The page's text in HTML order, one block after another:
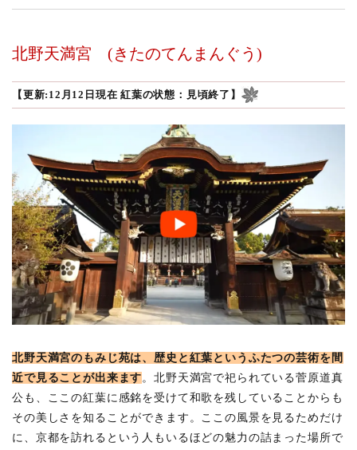
北野天満宮 (きたのてんまんぐう)
【更新:12月12日現在 紅葉の状態：見頃終了】
北野天満宮のもみじ苑は、歴史と紅葉というふたつの芸術を間
近で見ることが出来ます 。北野天満宮で祀られている菅原道真
公も、ここの紅葉に感銘を受けて和歌を残していることからも
その美しさを知ることができます。ここの風景を見るためだけ
に、京都を訪れるという人もいるほどの魅力の詰まった場所で